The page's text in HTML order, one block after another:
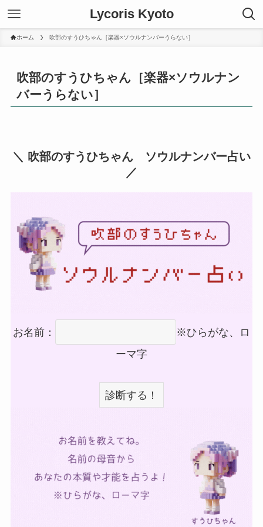
Lycoris Kyoto
ホーム 吹部のすうひちゃん［楽器×ソウルナンバーうらない］
吹部のすうひちゃん［楽器×ソウルナン
バーうらない］
＼ 吹部のすうひちゃん ソウルナンバー占い
／
お名前：
※ひらがな、ロ
ーマ字